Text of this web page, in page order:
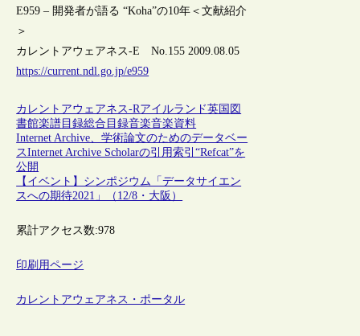
E959 – 開発者が語る “Koha”の10年＜文献紹介
＞
カレントアウェアネス-E No.155 2009.08.05
https://current.ndl.go.jp/e959
カレントアウェアネス-Rアイルランド英国 図
書館楽譜目録総合目録音楽音楽資料
Internet Archive、学術論文のためのデータベー
スInternet Archive Scholarの引用索引“Refcat”を
公開
【イベント】シンポジウム「データサイエン
スへの期待2021」（12/8・大阪）
累計アクセス数:978
印刷用ページ
カレントアウェアネス・ポータル